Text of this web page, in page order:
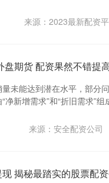
来源：2023最新配资
盘期货 配资果然不错提
未能达到潜在水平，部分
净新增需求”和“折旧需求”
来源：安全配资公司
揭秘最踏实的股票配